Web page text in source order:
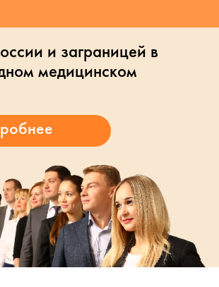
и заграницей в
медицинском